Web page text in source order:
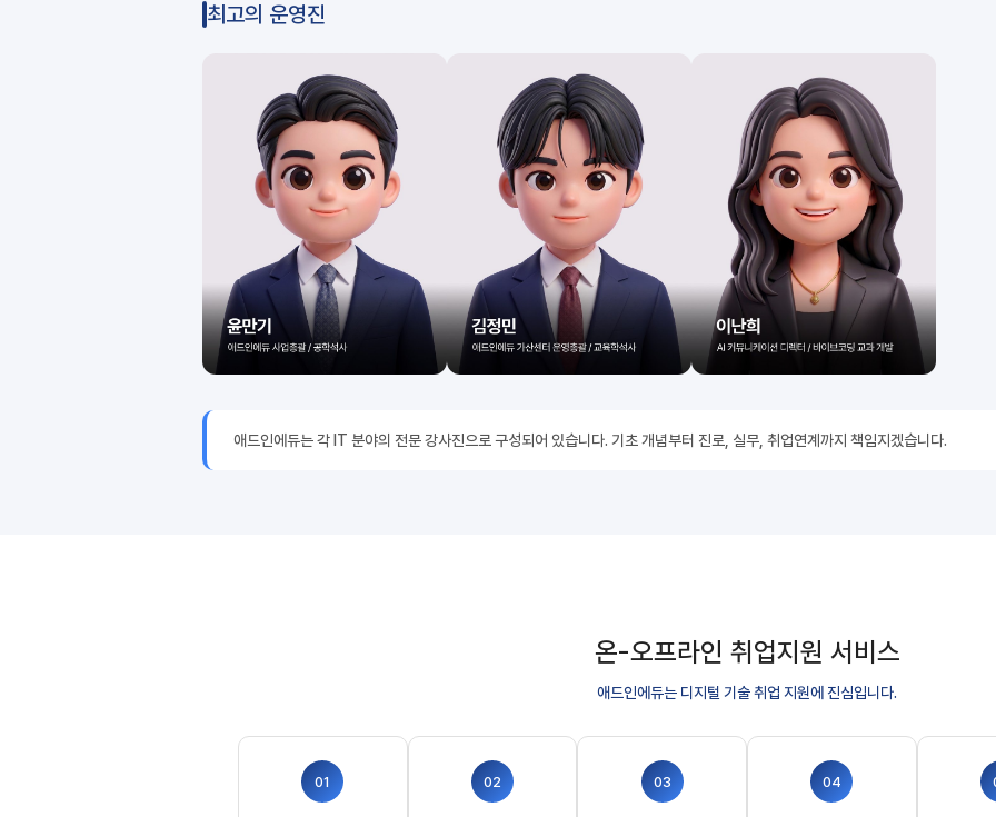
최고의 운영진
애드인에듀는 각 IT 분야의 전문 강사진으로 구성되어 있습니다. 기초 개념부터 진로, 실무, 취업연계까지 책임지겠습니다.
온-오프라인 취업지원 서비스
애드인에듀는 디지털 기술 취업 지원에 진심입니다.
01 02 03 04